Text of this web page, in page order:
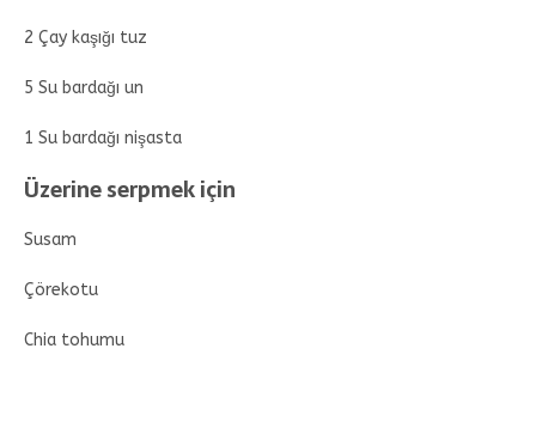
2 Çay kaşığı tuz
5 Su bardağı un
1 Su bardağı nişasta
Üzerine serpmek için
Susam
Çörekotu
Chia tohumu